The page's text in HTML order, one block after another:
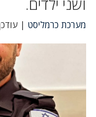
ושני ילדים.
מערכת כרמליסט | עודכן: